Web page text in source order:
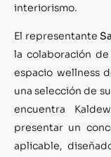
interiorismo.
El representante
la colaboración de
espacio wellness
una selección de
encuentra
presentar un
aplicable,